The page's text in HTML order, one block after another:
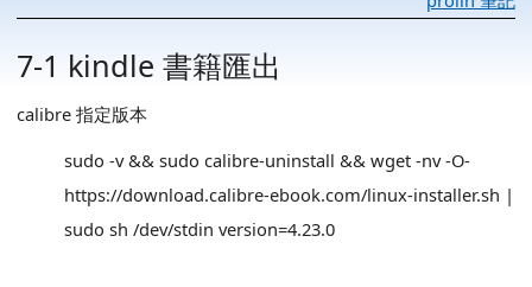
7-1 kindle 書籍匯出
calibre 指定版本
sudo -v && sudo calibre-uninstall && wget -nv -O-
https://download.calibre-ebook.com/linux-installer.sh |
sudo sh /dev/stdin version=4.23.0